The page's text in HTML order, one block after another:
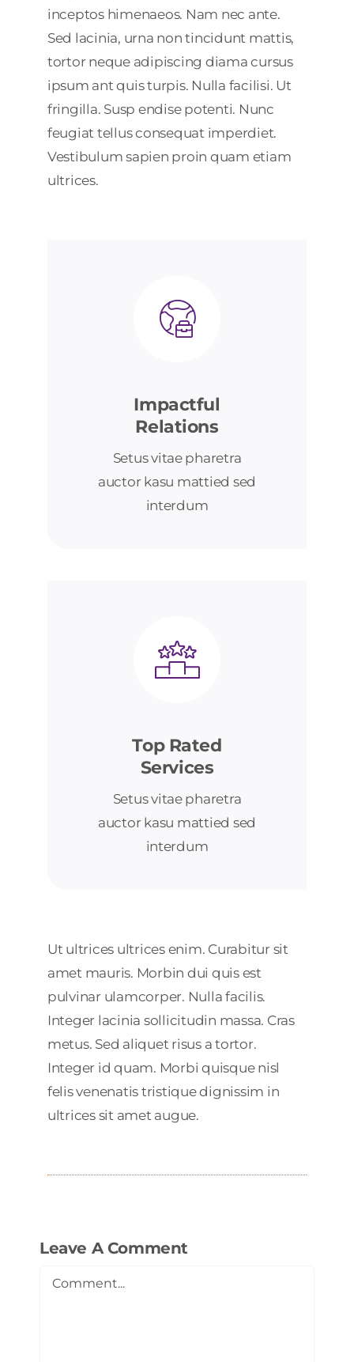
inceptos himenaeos. Nam nec ante.
Sed lacinia, urna non tincidunt mattis,
tortor neque adipiscing diama cursus
ipsum ant quis turpis. Nulla facilisi. Ut
fringilla. Susp endise potenti. Nunc
feugiat tellus consequat imperdiet.
Vestibulum sapien proin quam etiam
ultrices.
Impactful
Relations
Setus vitae pharetra
auctor kasu mattied sed
interdum
Top Rated
Services
Setus vitae pharetra
auctor kasu mattied sed
interdum
Ut ultrices ultrices enim. Curabitur sit
amet mauris. Morbin dui quis est
pulvinar ulamcorper. Nulla facilis.
Integer lacinia sollicitudin massa. Cras
metus. Sed aliquet risus a tortor.
Integer id quam. Morbi quisque nisl
felis venenatis tristique dignissim in
ultrices sit amet augue.
Leave A Comment
Comment